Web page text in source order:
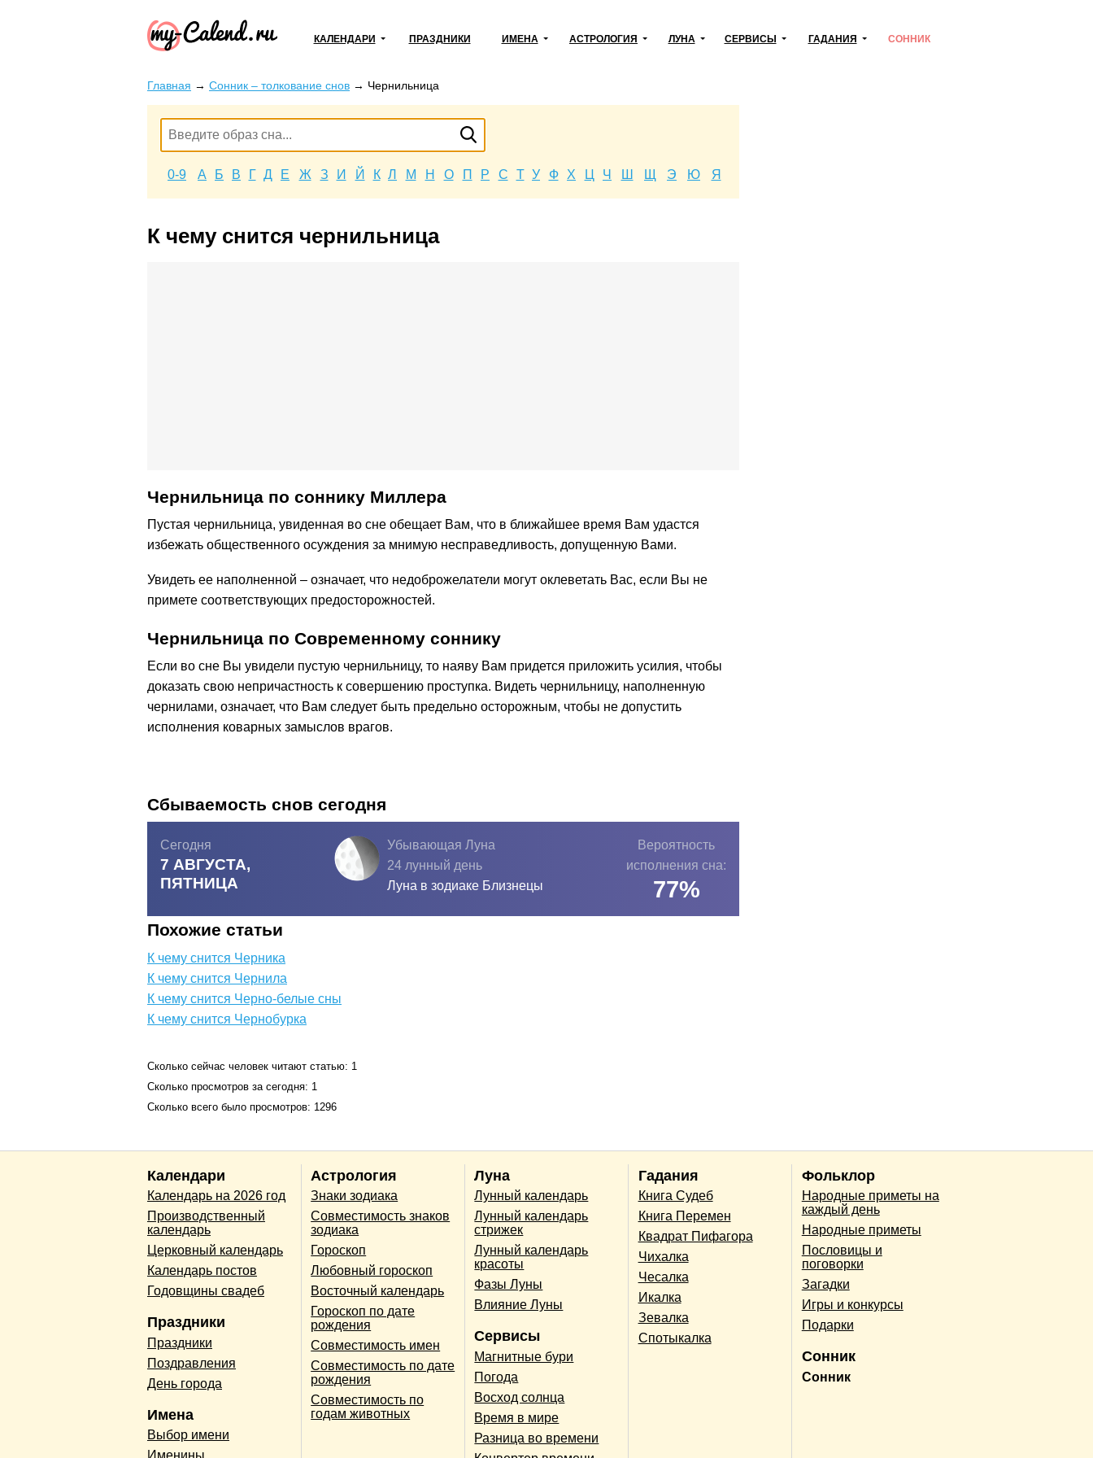
КАЛЕНДАРИ ПРАЗДНИКИ ИМЕНА АСТРОЛОГИЯ ЛУНА СЕРВИСЫ ГАДАНИЯ СОННИК
Главная → Сонник – толкование снов → Чернильница
0-9 А Б В Г Д Е Ж З И Й К Л М Н О П Р С Т У Ф Х Ц Ч Ш Щ Э Ю Я
К чему снится чернильница
Чернильница по cоннику Миллера
Пустая чернильница, увиденная во сне обещает Вам, что в ближайшее время Вам удастся
избежать общественного осуждения за мнимую несправедливость, допущенную Вами.
Увидеть ее наполненной – означает, что недоброжелатели могут оклеветать Вас, если Вы не
примете соответствующих предосторожностей.
Чернильница по Современному соннику
Если во сне Вы увидели пустую чернильницу, то наяву Вам придется приложить усилия, чтобы
доказать свою непричастность к совершению проступка. Видеть чернильницу, наполненную
чернилами, означает, что Вам следует быть предельно осторожным, чтобы не допустить
исполнения коварных замыслов врагов.
Сбываемость снов сегодня
Сегодня
7 АВГУСТА,
ПЯТНИЦА
Убывающая Луна
24 лунный день
Луна в зодиаке Близнецы
Вероятность
исполнения сна:
77%
Похожие статьи
К чему снится Черника
К чему снится Чернила
К чему снится Черно-белые сны
К чему снится Чернобурка
Сколько сейчас человек читают статью: 1
Сколько просмотров за сегодня: 1
Сколько всего было просмотров: 1296
Календари
Календарь на 2026 год
Производственный
календарь
Церковный календарь
Календарь постов
Годовщины свадеб
Праздники
Праздники
Поздравления
День города
Имена
Выбор имени
Астрология
Знаки зодиака
Совместимость знаков
зодиака
Гороскоп
Любовный гороскоп
Восточный календарь
Гороскоп по дате
рождения
Совместимость имен
Совместимость по дате
рождения
Совместимость по
годам животных
Луна
Лунный календарь
Лунный календарь
стрижек
Лунный календарь
красоты
Фазы Луны
Влияние Луны
Сервисы
Магнитные бури
Погода
Восход солнца
Время в мире
Разница во времени
Гадания
Книга Судеб
Книга Перемен
Квадрат Пифагора
Чихалка
Чесалка
Икалка
Зевалка
Спотыкалка
Фольклор
Народные приметы на
каждый день
Народные приметы
Пословицы и
поговорки
Загадки
Игры и конкурсы
Подарки
Сонник
Сонник